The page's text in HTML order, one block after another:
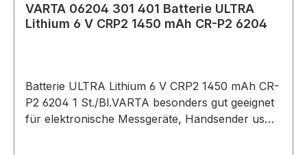
VARTA 06204 301 401 Batterie ULTRA
Lithium 6 V CRP2 1450 mAh CR-P2 6204
Batterie ULTRA Lithium 6 V CRP2 1450 mAh CR-
P2 6204 1 St./Bl.VARTA besonders gut geeignet
für elektronische Messgeräte, Handsender usw.